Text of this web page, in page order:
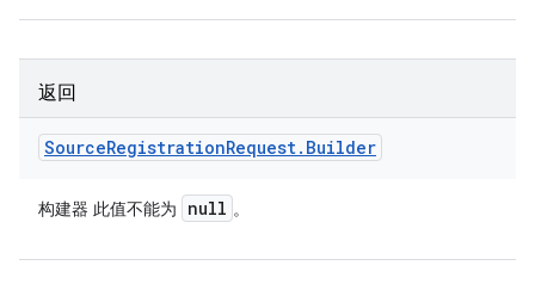
返回
SourceRegistrationRequest. Builder
构建器 此值不能为 null 。